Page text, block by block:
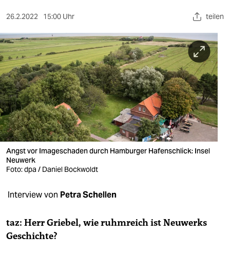
sport
berlin
nord
wahrheit
verlag
verlag
veranstaltungen
unterstützen
26.2.2022 15:00 Uhr teilen
Angst vor Imageschaden durch Hamburger Hafenschlick: Insel
Neuwerk
Foto: dpa / Daniel Bockwoldt
Interview von Petra Schellen
taz: Herr Griebel, wie ruhmreich ist Neuwerks
Geschichte?